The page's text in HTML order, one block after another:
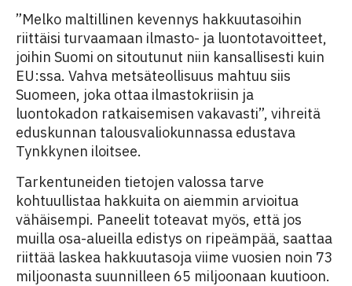
”Melko maltillinen kevennys hakkuutasoihin
riittäisi turvaamaan ilmasto- ja luontotavoitteet,
joihin Suomi on sitoutunut niin kansallisesti kuin
EU:ssa. Vahva metsäteollisuus mahtuu siis
Suomeen, joka ottaa ilmastokriisin ja
luontokadon ratkaisemisen vakavasti”, vihreitä
eduskunnan talousvaliokunnassa edustava
Tynkkynen iloitsee.
Tarkentuneiden tietojen valossa tarve
kohtuullistaa hakkuita on aiemmin arvioitua
vähäisempi. Paneelit toteavat myös, että jos
muilla osa-alueilla edistys on ripeämpää, saattaa
riittää laskea hakkuutasoja viime vuosien noin 73
miljoonasta suunnilleen 65 miljoonaan kuutioon.